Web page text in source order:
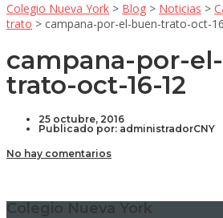
Colegio Nueva York > Blog > Noticias >
trato > campana-por-el-buen-trato-oct-
campana-por-
trato-oct-16-12
25 octubre, 2016
Publicado por: administradorCNY
No hay comentarios
Colegio Nueva York